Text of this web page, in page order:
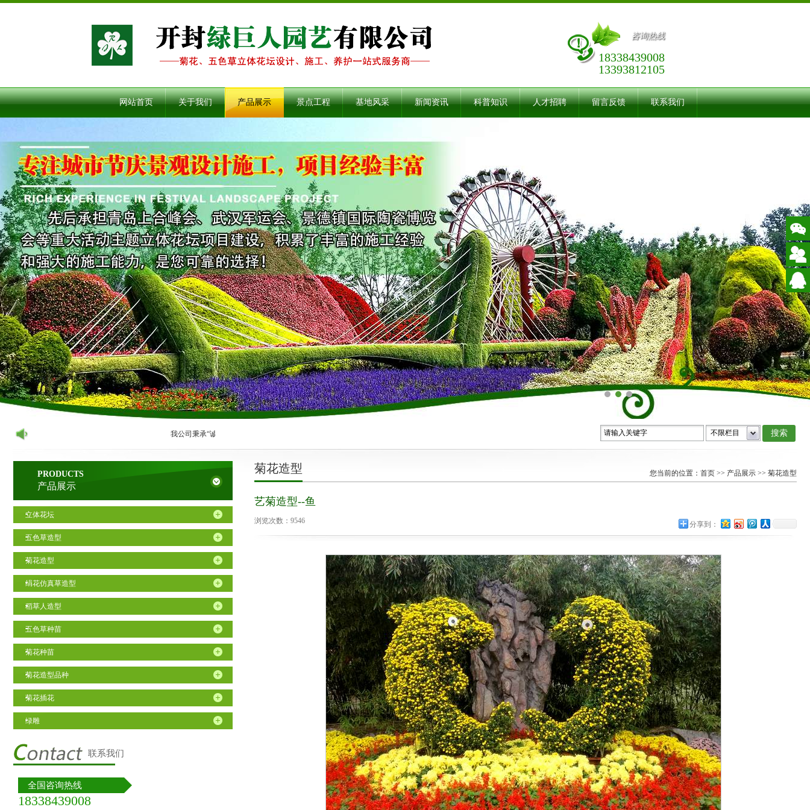
咨询热线
18338439008
13393812105
网站首页 关于我们 产品展示 景点工程 基地风采 新闻资讯 科普知识 人才招聘 留言反馈 联系我们
我公司秉承“诚信、服务、专业、创新、共赢”的经营理念，诚挚相邀各界朋友前来参观、考察、洽谈业务！
PRODUCTS
产品展示
立体花坛
五色草造型
菊花造型
绢花仿真草造型
稻草人造型
五色草种苗
菊花种苗
菊花造型品种
菊花插花
绿雕
联系我们
全国咨询热线
18338439008
菊花造型 您当前的位置： 首页 >> 产品展示 >> 菊花造型
艺菊造型--鱼
浏览次数： 9546 分享到：